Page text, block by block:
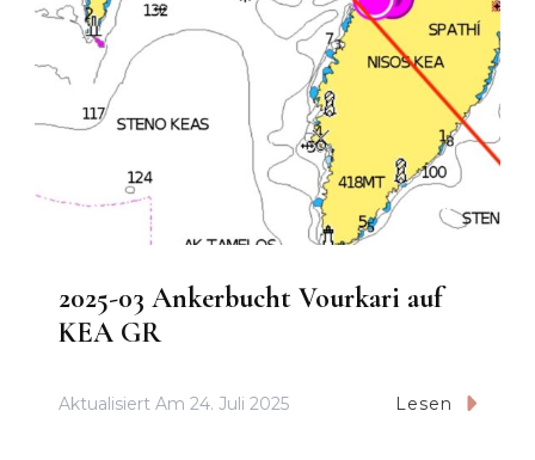
2025-03 Ankerbucht Vourkari auf
KEA GR
Aktualisiert Am 24. Juli 2025 Lesen